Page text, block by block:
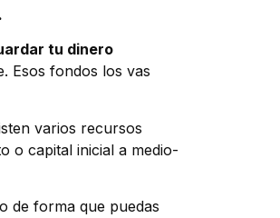
tu dinero
Esos fondos los vas
varios recursos
o capital inicial a medio-
de forma que puedas